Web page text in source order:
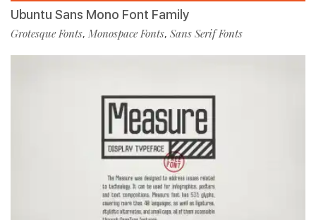
Ubuntu Sans Mono Font Family
Grotesque Fonts, Monospace Fonts, Sans Serif Fonts